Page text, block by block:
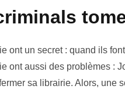
ont un secret : quand ils
ont aussi des problèmes :
sa librairie. Alors, une